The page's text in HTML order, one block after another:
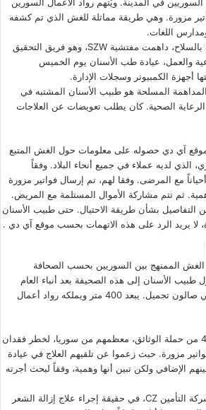
مزورة. وهي طريقة مماثلة للغش الذي تم كشفه
اللغات.
وبمساعدة من عناصر مدججة بالسلاح، داهمت مفتشية SZW، وهو فريق التحقيق
والعمل، عيادة طب الأسنان يوم الخميس
أجهزة الكمبيوتر وسجلات الإدارة.
المسلحة هو طبيب الأسنان المشتبه في
الصحية. كان يطلب تعويضات عن العلاجات
آي دي حصوله على معلومات حول الغش المتبع
الذي لديه عملاء في جميع أنحاء البلاد. وفقاً
مع المرضى. وفقا لهم، تم إرسال فواتير مزورة
ثم تتم مشاركة الأموال المستلمة مع المريض.
التفاصيل بشأن طريقة الاحتيال. حتى طبيب الأسنان
لا يريد الرد على هذه الاتهمات بحسب موقع آي دي .
الممنهج بين السوريين بحسب الصحافة
الأسنان إلى هذه الصحيفة بعد أنباء العام
الماضي عن احتيال محتمل في صالون تجميل. يبعد 400 متر ويملكه رواد أعمال
في العام الماضي، تعرض 450 من حملة الوثائق، معظمهم من سوريا، لخطر فقدان
مزورة. حيث زعموا عن تلقيهم العلاج في عيادة
الإضافي ولكن تبين أنها وهمية، وفقاً لبحث أجرته
حيث تنبه قسم الاحتيال في شركة التأمين CZ، في حقيقة إجراء علاج إزالة الشعر